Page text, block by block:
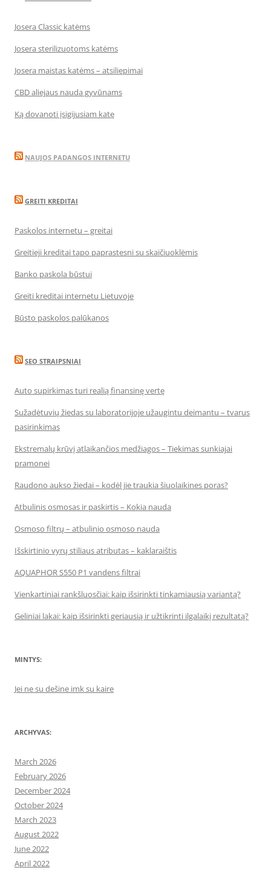
Josera Classic katėms
Josera sterilizuotoms katėms
Josera maistas katėms – atsiliepimai
CBD aliejaus nauda gyvūnams
Ką dovanoti įsigijusiam katę
NAUJOS PADANGOS INTERNETU
GREITI KREDITAI
Paskolos internetu – greitai
Greitieji kreditai tapo paprastesni su skaičiuoklėmis
Banko paskola būstui
Greiti kreditai internetu Lietuvoje
Būsto paskolos palūkanos
SEO STRAIPSNIAI
Auto supirkimas turi realią finansinę vertę
Sužadėtuvių žiedas su laboratorijoje užaugintu deimantu – tvarus
pasirinkimas
Ekstremalų krūvį atlaikančios medžiagos – Tiekimas sunkiajai
pramonei
Raudono aukso žiedai – kodėl jie traukia šiuolaikines poras?
Atbulinis osmosas ir paskirtis – Kokia nauda
Osmoso filtrų – atbulinio osmoso nauda
Išskirtinio vyrų stiliaus atributas – kaklaraištis
AQUAPHOR S550 P1 vandens filtrai
Vienkartiniai rankšluosčiai: kaip išsirinkti tinkamiausią variantą?
Geliniai lakai: kaip išsirinkti geriausią ir užtikrinti ilgalaikį rezultatą?
MINTYS:
Jei ne su dešine imk su kaire
ARCHYVAS:
March 2026
February 2026
December 2024
October 2024
March 2023
August 2022
June 2022
April 2022